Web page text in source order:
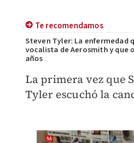
Te recomendamos
Steven Tyler: La enfermedad
vocalista de Aerosmith y que
años
La primera vez que
Tyler escuchó la